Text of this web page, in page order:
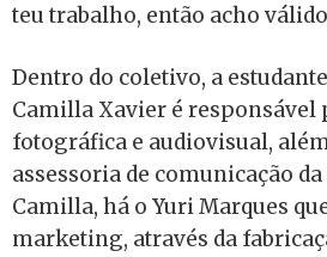
teu trabalho, então acho válido
Dentro do coletivo, a
Camilla Xavier é responsável
fotográfica e audiovisual,
assessoria de comunicação
Camilla, há o Yuri Marques
marketing, através da